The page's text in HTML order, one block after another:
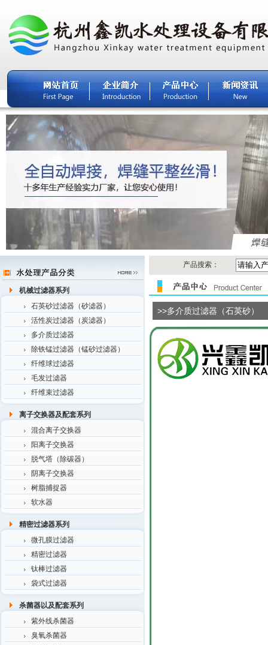
机械过滤器系列
石英砂过滤器（砂滤器）
活性炭过滤器（炭滤器）
多介质过滤器
除铁锰过滤器（锰砂过滤器）
纤维球过滤器
毛发过滤器
纤维束过滤器
离子交换器及配套系列
混合离子交换器
阳离子交换器
脱气塔（除碳器）
阴离子交换器
树脂捕捉器
软水器
精密过滤器系列
微孔膜过滤器
精密过滤器
钛棒过滤器
袋式过滤器
杀菌器以及配套系列
紫外线杀菌器
臭氧杀菌器
产品搜索：
>>多介质过滤器（石英砂）